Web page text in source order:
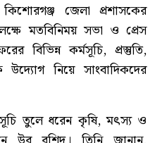
জেলা প্রশাসকের
মতবিনিময় সভা ও প্রেস
বিভিন্ন কর্মসূচি, প্রস্তুতি,
উদ্যোগ নিয়ে সাংবাদিকদের
তুলে ধরেন কৃষি, মৎস্য ও